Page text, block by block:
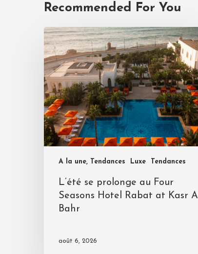
Recommended For You
A la une, Tendances Luxe Tendances
L’été se prolonge au Four
Seasons Hotel Rabat at Kasr Al
Bahr
août 6, 2026